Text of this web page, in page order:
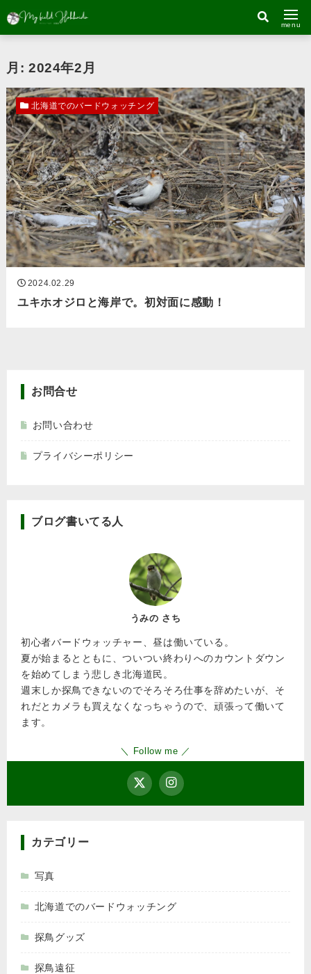
menu
月: 2024年2月
2024.02.29
ユキホオジロと海岸で。初対面に感動！
北海道でのバードウォッチング
お問合せ
お問い合わせ
プライバシーポリシー
ブログ書いてる人
うみの さち
初心者バードウォッチャー、昼は働いている。
夏が始まるとともに、ついつい終わりへのカウントダウン
を始めてしまう悲しき北海道民。
週末しか探鳥できないのでそろそろ仕事を辞めたいが、そ
れだとカメラも買えなくなっちゃうので、頑張って働いて
ます。
＼ Follow me ／
カテゴリー
写真
北海道でのバードウォッチング
探鳥グッズ
探鳥遠征